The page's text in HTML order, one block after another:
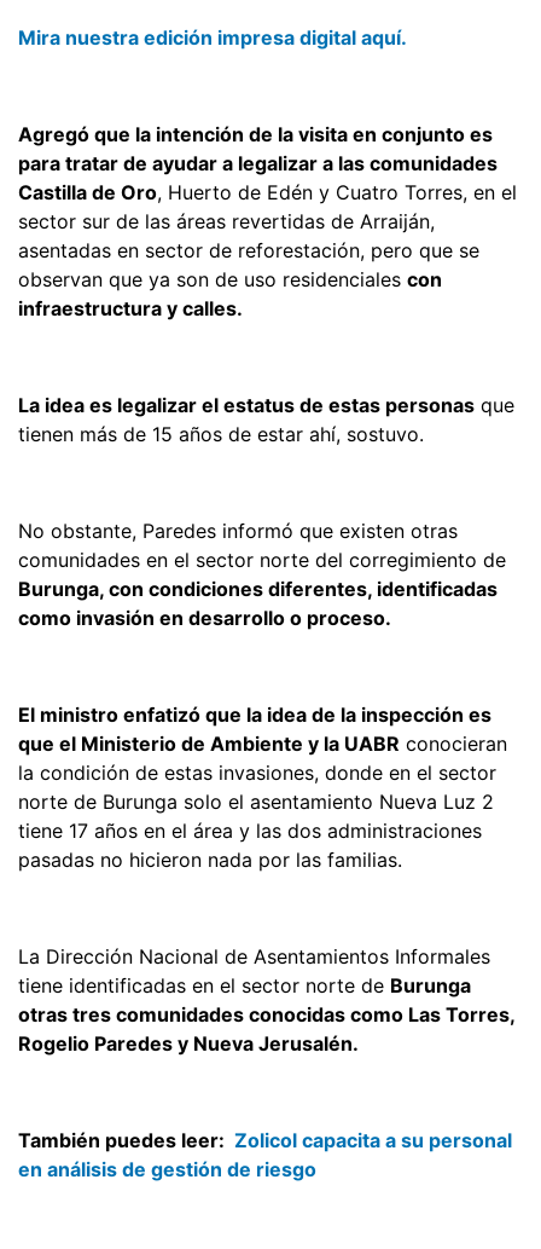
Mira nuestra edición impresa digital aquí.
Agregó que la intención de la visita en conjunto es
para tratar de ayudar a legalizar a las comunidades
Castilla de Oro, Huerto de Edén y Cuatro Torres, en el
sector sur de las áreas revertidas de Arraiján,
asentadas en sector de reforestación, pero que se
observan que ya son de uso residenciales con
infraestructura y calles.
La idea es legalizar el estatus de estas personas que
tienen más de 15 años de estar ahí, sostuvo.
No obstante, Paredes informó que existen otras
comunidades en el sector norte del corregimiento de
Burunga, con condiciones diferentes, identificadas
como invasión en desarrollo o proceso.
El ministro enfatizó que la idea de la inspección es
que el Ministerio de Ambiente y la UABR conocieran
la condición de estas invasiones, donde en el sector
norte de Burunga solo el asentamiento Nueva Luz 2
tiene 17 años en el área y las dos administraciones
pasadas no hicieron nada por las familias.
La Dirección Nacional de Asentamientos Informales
tiene identificadas en el sector norte de Burunga
otras tres comunidades conocidas como Las Torres,
Rogelio Paredes y Nueva Jerusalén.
También puedes leer: Zolicol capacita a su personal
en análisis de gestión de riesgo